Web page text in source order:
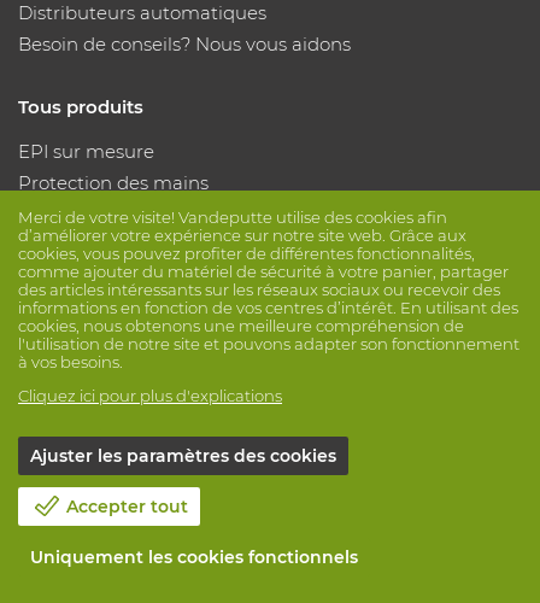
Merci de votre visite! Vandeputte utilise des cookies afin
d’améliorer votre expérience sur notre site web. Grâce aux
cookies, vous pouvez profiter de différentes fonctionnalités,
comme ajouter du matériel de sécurité à votre panier, partager
des articles intéressants sur les réseaux sociaux ou recevoir des
informations en fonction de vos centres d’intérêt. En utilisant des
cookies, nous obtenons une meilleure compréhension de
l'utilisation de notre site et pouvons adapter son fonctionnement
à vos besoins.
Cliquez ici pour plus d'explications
Ajuster les paramètres des cookies
Accepter tout
Uniquement les cookies fonctionnels
Distributeurs automatiques
Besoin de conseils? Nous vous aidons
Tous produits
EPI sur mesure
Protection des mains
Protection des pieds
Vêtements de protection
Suivez nous
© Vandeputte Conditions de vente
Avis de non-responsabilité
Informations de session